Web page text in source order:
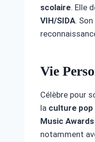
scolaire. Elle
VIH/SIDA.
Vie
Célèbre pour
la culture pop
Music
notamment